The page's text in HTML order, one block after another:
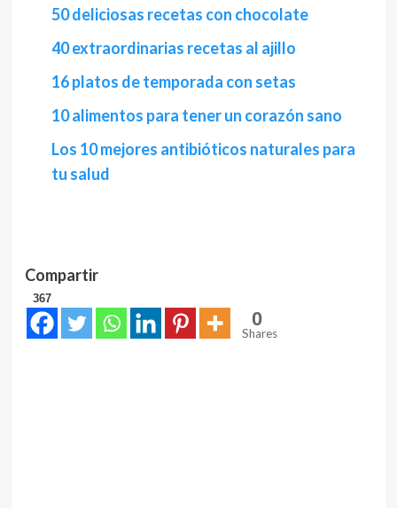
50 deliciosas recetas con chocolate
40 extraordinarias recetas al ajillo
16 platos de temporada con setas
10 alimentos para tener un corazón sano
Los 10 mejores antibióticos naturales para
tu salud
Compartir
367
0
Shares